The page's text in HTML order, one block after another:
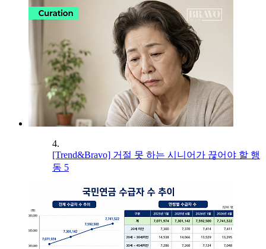
4.
[Trend&Bravo] 거절 못 하는 시니어가 끊어야 할 행
동 5